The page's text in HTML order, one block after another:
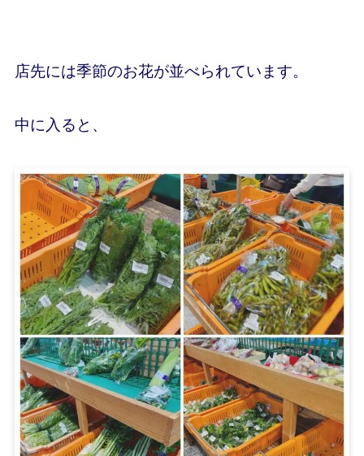
店先には季節のお花が並べられています。
中に入ると、